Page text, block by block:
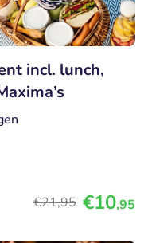
incl. lunch,
€21,95 €10,95